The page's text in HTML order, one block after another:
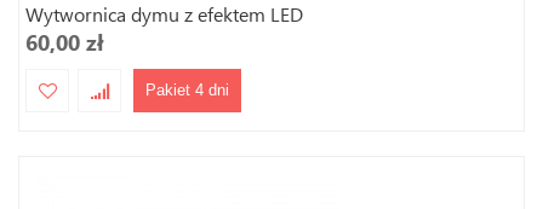
Wytwornica dymu z efektem LED
60,00 zł
Pakiet 4 dni